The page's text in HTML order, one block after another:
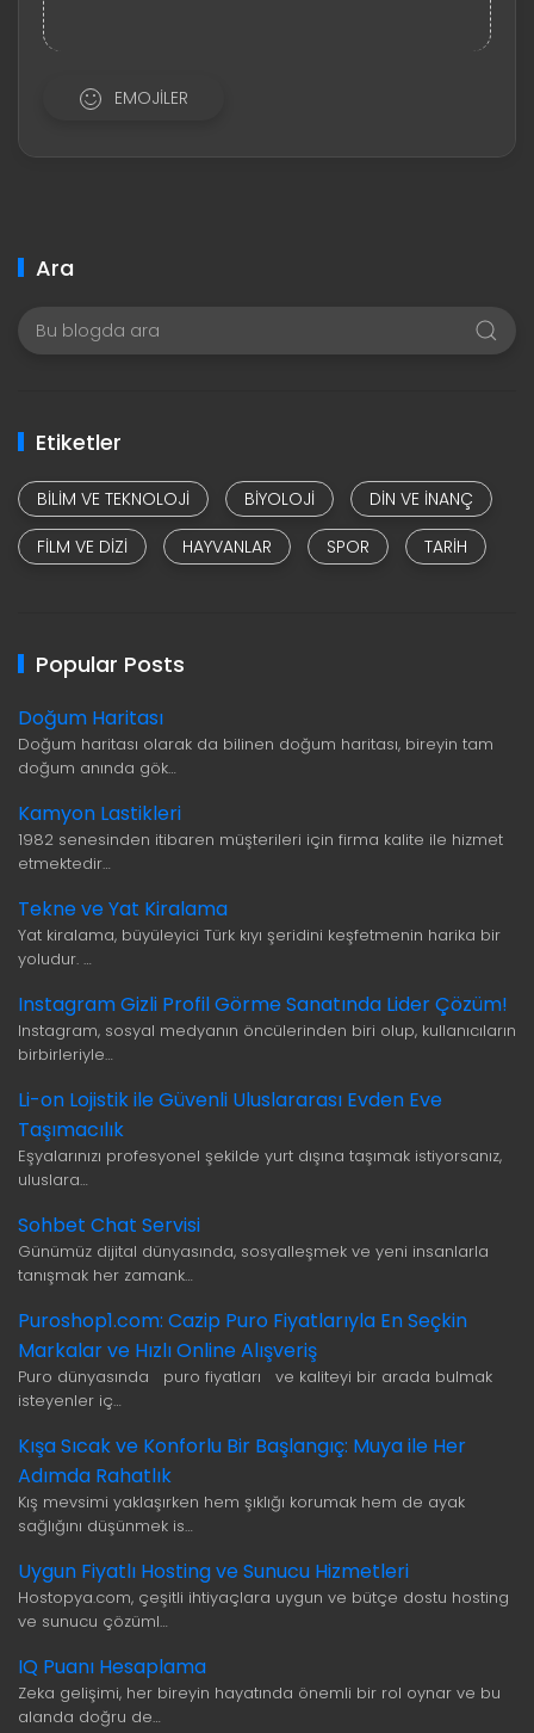
EMOJILER
Ara
Etiketler
BILIM VE TEKNOLOJI BIYOLOJI
DIN VE INANÇ
FILM VE DIZI
HAYVANLAR SPOR TARIH
Popular Posts
Doğum Haritası
Doğum haritası olarak da bilinen doğum haritası, bireyin tam
doğum anında gök…
Kamyon Lastikleri
1982 senesinden itibaren müşterileri için firma kalite ile hizmet
etmektedir…
Tekne ve Yat Kiralama
Yat kiralama, büyüleyici Türk kıyı şeridini keşfetmenin harika bir
yoludur. …
Instagram Gizli Profil Görme Sanatında Lider Çözüm!
Instagram, sosyal medyanın öncülerinden biri olup, kullanıcıların
birbirleriyle…
Li-on Lojistik ile Güvenli Uluslararası Evden Eve
Taşımacılık
Eşyalarınızı profesyonel şekilde yurt dışına taşımak istiyorsanız,
uluslara…
Sohbet Chat Servisi
Günümüz dijital dünyasında, sosyalleşmek ve yeni insanlarla
tanışmak her zamank…
Puroshop1.com: Cazip Puro Fiyatlarıyla En Seçkin
Markalar ve Hızlı Online Alışveriş
Puro dünyasında puro fiyatları ve kaliteyi bir arada bulmak
isteyenler iç…
Kışa Sıcak ve Konforlu Bir Başlangıç: Muya ile Her
Adımda Rahatlık
Kış mevsimi yaklaşırken hem şıklığı korumak hem de ayak
sağlığını düşünmek is…
Uygun Fiyatlı Hosting ve Sunucu Hizmetleri
Hostopya.com, çeşitli ihtiyaçlara uygun ve bütçe dostu hosting
ve sunucu çözüml…
IQ Puanı Hesaplama
Zeka gelişimi, her bireyin hayatında önemli bir rol oynar ve bu
alanda doğru de…